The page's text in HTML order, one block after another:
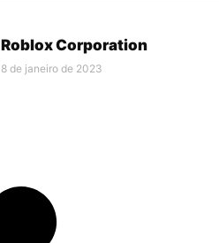
Roblox Corporation
8 de janeiro de 2023